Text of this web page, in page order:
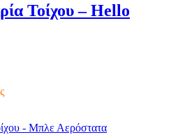
Τοίχου – Hello